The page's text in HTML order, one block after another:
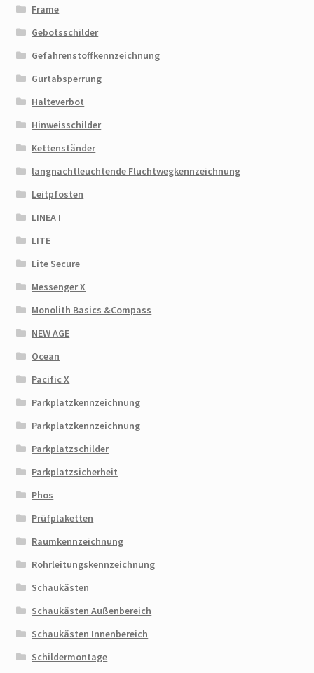
Frame
Gebotsschilder
Gefahrenstoffkennzeichnung
Gurtabsperrung
Halteverbot
Hinweisschilder
Kettenständer
langnachtleuchtende Fluchtwegkennzeichnung
Leitpfosten
LINEA I
LITE
Lite Secure
Messenger X
Monolith Basics &Compass
NEW AGE
Ocean
Pacific X
Parkplatzkennzeichnung
Parkplatzkennzeichnung
Parkplatzschilder
Parkplatzsicherheit
Phos
Prüfplaketten
Raumkennzeichnung
Rohrleitungskennzeichnung
Schaukästen
Schaukästen Außenbereich
Schaukästen Innenbereich
Schildermontage